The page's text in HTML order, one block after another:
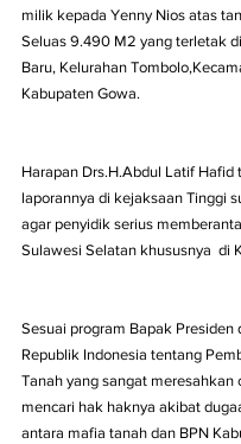
milik kepada Yenny Nios atas
Seluas 9.490 M2 yang terletak
Baru, Kelurahan
Kabupaten Gowa.
Harapan Drs.H.Abdul Latif Hafid
laporannya di kejaksaan Tinggi
agar penyidik serius
Sulawesi Selatan khususnya  di
Sesuai program Bapak Presiden
Republik Indonesia tentang
Tanah yang sangat meresahkan
mencari hak haknya akibat
antara mafia tanah dan BPN